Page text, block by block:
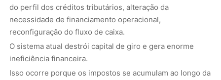
do perfil dos créditos tributários, alteração da
necessidade de financiamento operacional,
reconfiguração do fluxo de caixa.
O sistema atual destrói capital de giro e gera enorme
ineficiência financeira.
Isso ocorre porque os impostos se acumulam ao longo da